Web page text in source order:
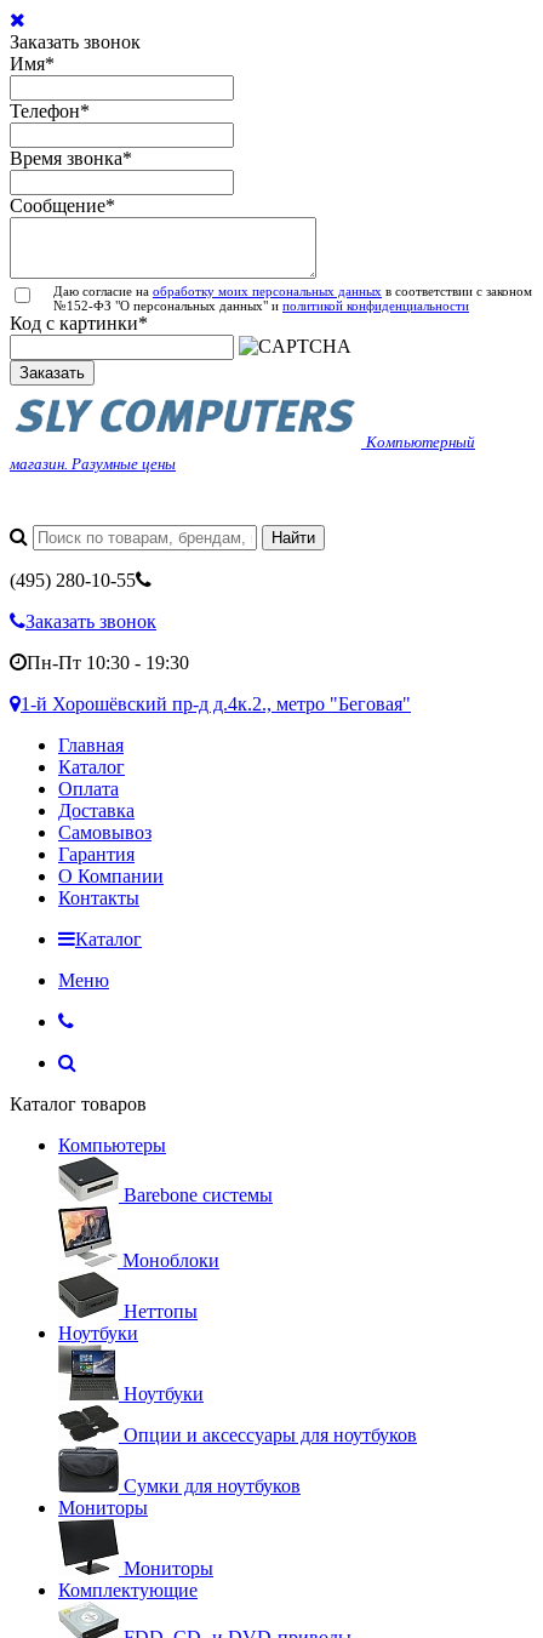
Заказать звонок
Имя*
Телефон*
Время звонка*
Сообщение*
Даю согласие на обработку моих персональных данных в соответствии с законом
№152-ФЗ "О персональных данных" и политикой конфиденциальности
Код с картинки*
Заказать
Компьютерный
магазин. Разумные цены
(495) 280-10-55
Заказать звонок
Пн-Пт 10:30 - 19:30
1-й Хорошёвский пр-д д.4к.2., метро "Беговая"
Главная
Каталог
Оплата
Доставка
Самовывоз
Гарантия
О Компании
Контакты
Каталог
Меню
Каталог товаров
Компьютеры
Barebone системы
Моноблоки
Неттопы
Ноутбуки
Ноутбуки
Опции и аксессуары для ноутбуков
Сумки для ноутбуков
Мониторы
Мониторы
Комплектующие